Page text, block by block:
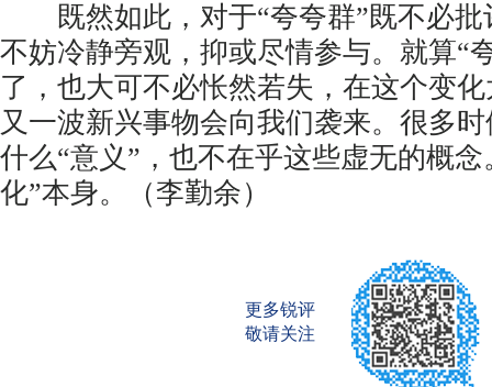
既然如此，对于“夸夸群”既不必批
不妨冷静旁观，抑或尽情参与。就算“
了，也大可不必怅然若失，在这个变
又一波新兴事物会向我们袭来。很多
什么“意义”，也不在乎这些虚无的概
化”本身。（李勤余）
更多锐评
敬请关注